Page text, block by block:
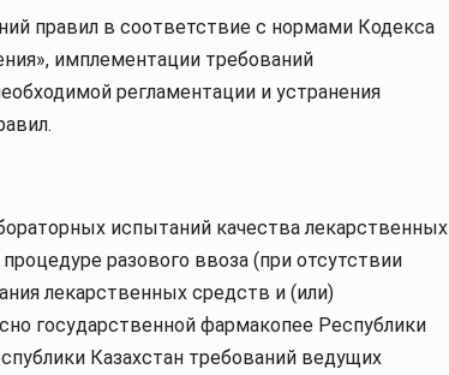
правил в соответствие с нормами Кодекса
имплементации требований
регламентации и устранения
испытаний качества лекарственных
разового ввоза (при отсутствии
лекарственных средств и (или)
государственной фармакопее Республики
Казахстан требований ведущих